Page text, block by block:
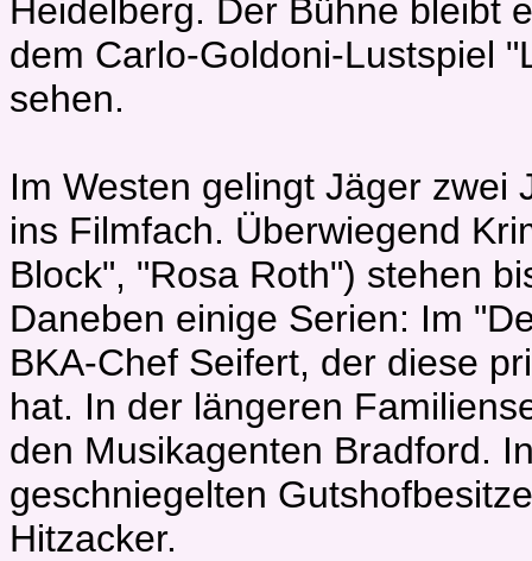
Heidelberg. Der Bühne bleibt
dem Carlo-Goldoni-Lustspiel
sehen.
Im Westen gelingt Jäger zwei
ins Filmfach. Überwiegend
Block", "Rosa Roth") stehen
Daneben einige Serien: Im
BKA-Chef Seifert, der diese
hat. In der längeren
den Musikagenten Bradford.
geschniegelten
Hitzacker.